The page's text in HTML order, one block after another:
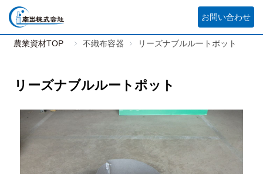
お問い合わせ
農業資材TOP 不織布容器 リーズナブルルートポット
リーズナブルルートポット